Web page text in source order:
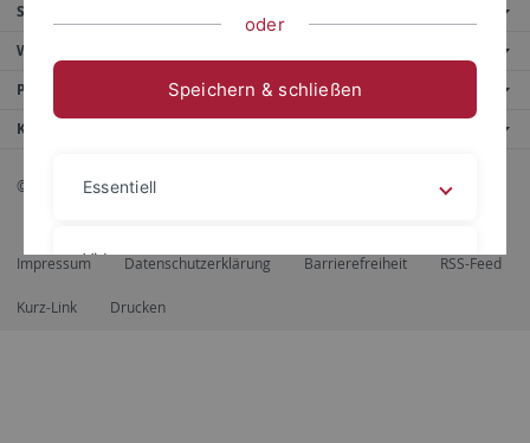
Service
Weitere Angebote
Portale
Kontaktinfo
© 2026 Eberhard Karls Universität Tübingen, Tübingen
Impressum Datenschutzerklärung Barrierefreiheit RSS-Feed
Kurz-Link Drucken
oder
Speichern & schließen
Essentiell
Videos